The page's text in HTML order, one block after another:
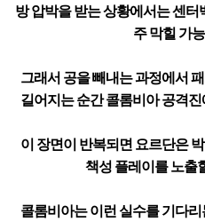
방 압박을 받는 상황에서는 센
주 막힐 가
그래서 공을 빼내는 과정에서
길어지는 순간 콜롬비아 공격
이 장면이 반복되면 요르단은
책성 플레이를 노출
콜롬비아는 이런 실수를 기다